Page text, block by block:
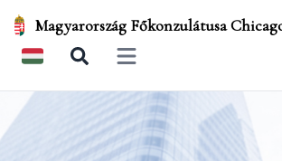
Magyarország Főkonzulátusa
Open main menu